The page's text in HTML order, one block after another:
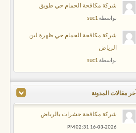
شركة مكافحة الحمام حي طويق
بواسطةsuc1
شركة مكافحة الحمام حي ظهرة لبن
الرياض
بواسطةsuc1
آخر مقالات المدونة
شركة مكافحة حشرات بالرياض
16-03-2026
02:31 PM